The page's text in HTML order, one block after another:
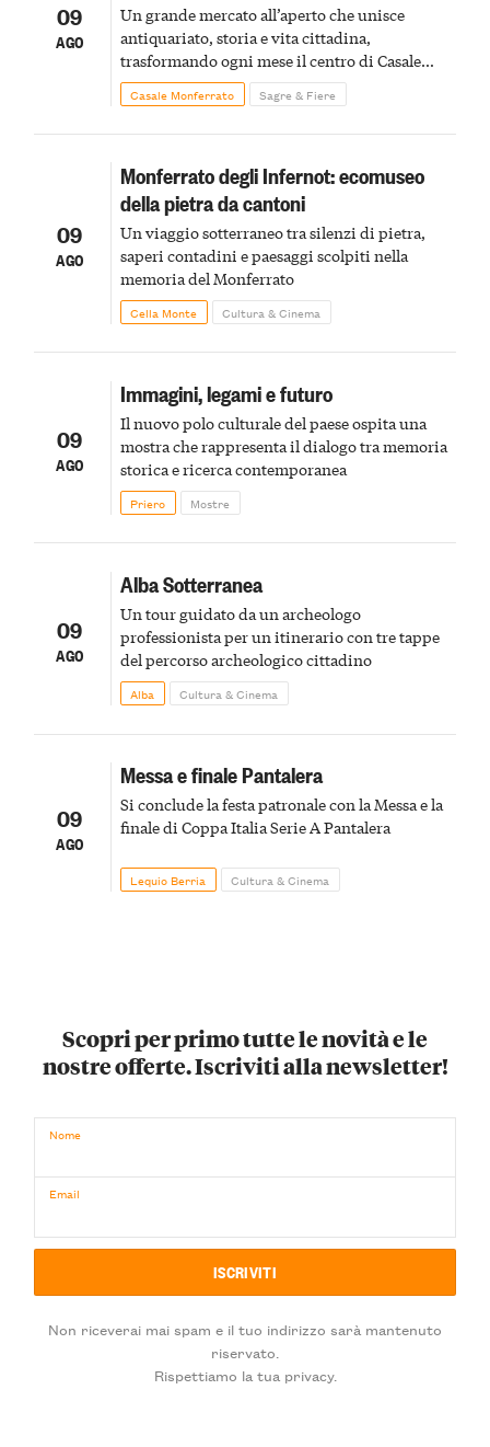
09
AGO
Un grande mercato all’aperto che unisce
antiquariato, storia e vita cittadina,
trasformando ogni mese il centro di Casale
Monferrato in un luogo di scoperta e racconto
Casale Monferrato Sagre & Fiere
09
AGO
Monferrato degli Infernot: ecomuseo
della pietra da cantoni
Un viaggio sotterraneo tra silenzi di pietra,
saperi contadini e paesaggi scolpiti nella
memoria del Monferrato
Cella Monte Cultura & Cinema
09
AGO
Immagini, legami e futuro
Il nuovo polo culturale del paese ospita una
mostra che rappresenta il dialogo tra memoria
storica e ricerca contemporanea
Priero Mostre
09
AGO
Alba Sotterranea
Un tour guidato da un archeologo
professionista per un itinerario con tre tappe
del percorso archeologico cittadino
Alba Cultura & Cinema
09
AGO
Messa e finale Pantalera
Si conclude la festa patronale con la Messa e la
finale di Coppa Italia Serie A Pantalera
Lequio Berria Cultura & Cinema
Scopri per primo tutte le novità e le
nostre offerte. Iscriviti alla newsletter!
Nome
Email
Non riceverai mai spam e il tuo indirizzo sarà mantenuto
riservato.
Rispettiamo la tua privacy.